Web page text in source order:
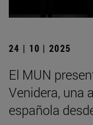
24 | 10 | 2025
El MUN
Venidera, una
española